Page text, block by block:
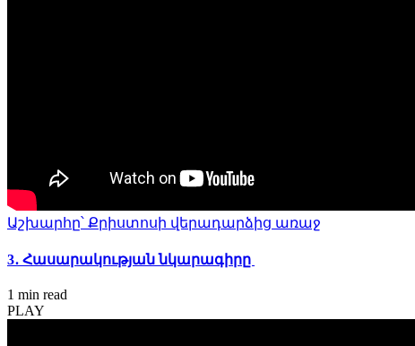
Աշխարհը՝ Քրիստոսի վերադարձից առաջ
3․ Հասարակության նկարագիրը
1 min read
PLAY